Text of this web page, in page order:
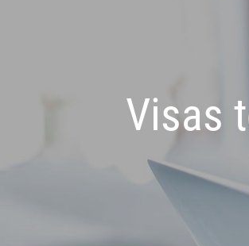
Visas